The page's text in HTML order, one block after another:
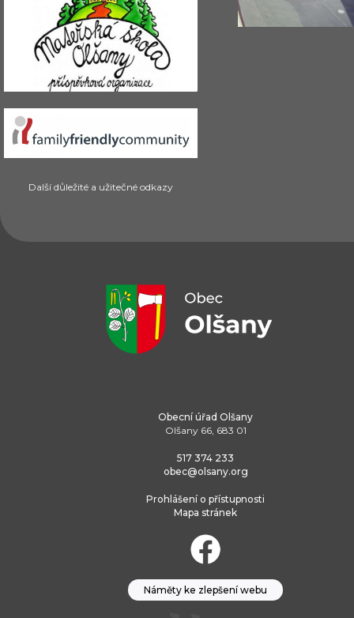
Další důležité a užitečné odkazy
Obecní úřad Olšany
Olšany 66, 683 01
517 374 233
obec@olsany.org
Prohlášení o přístupnosti
Mapa stránek
Náměty ke zlepšení webu